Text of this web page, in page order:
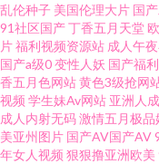
欧美扩肛 91成人视颖 www
日韩有码在线免费观看 91
www超碰 欧美亚洲麻豆 91
乱伦种子 美国伦理大片 国
91社区国产丁香五月天堂
片福利视频资源站 成人午
国产a级0变性人妖 国产福
香五月色网站黄色3级抢网
视频 学生妹Av网站 亚洲人
成人内射无码激情五月极品
美亚州图片 国产AV国产AV
年女人视频 狠狠撸亚洲欧美